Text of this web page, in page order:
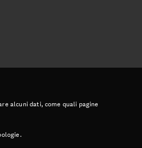
alcuni dati, come quali pagine